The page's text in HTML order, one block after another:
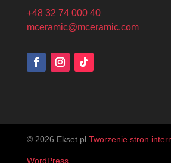
+48 32 74 000 40
mceramic@mceramic.com
© 2026 Ekset.pl Tworzenie stron
WordPress